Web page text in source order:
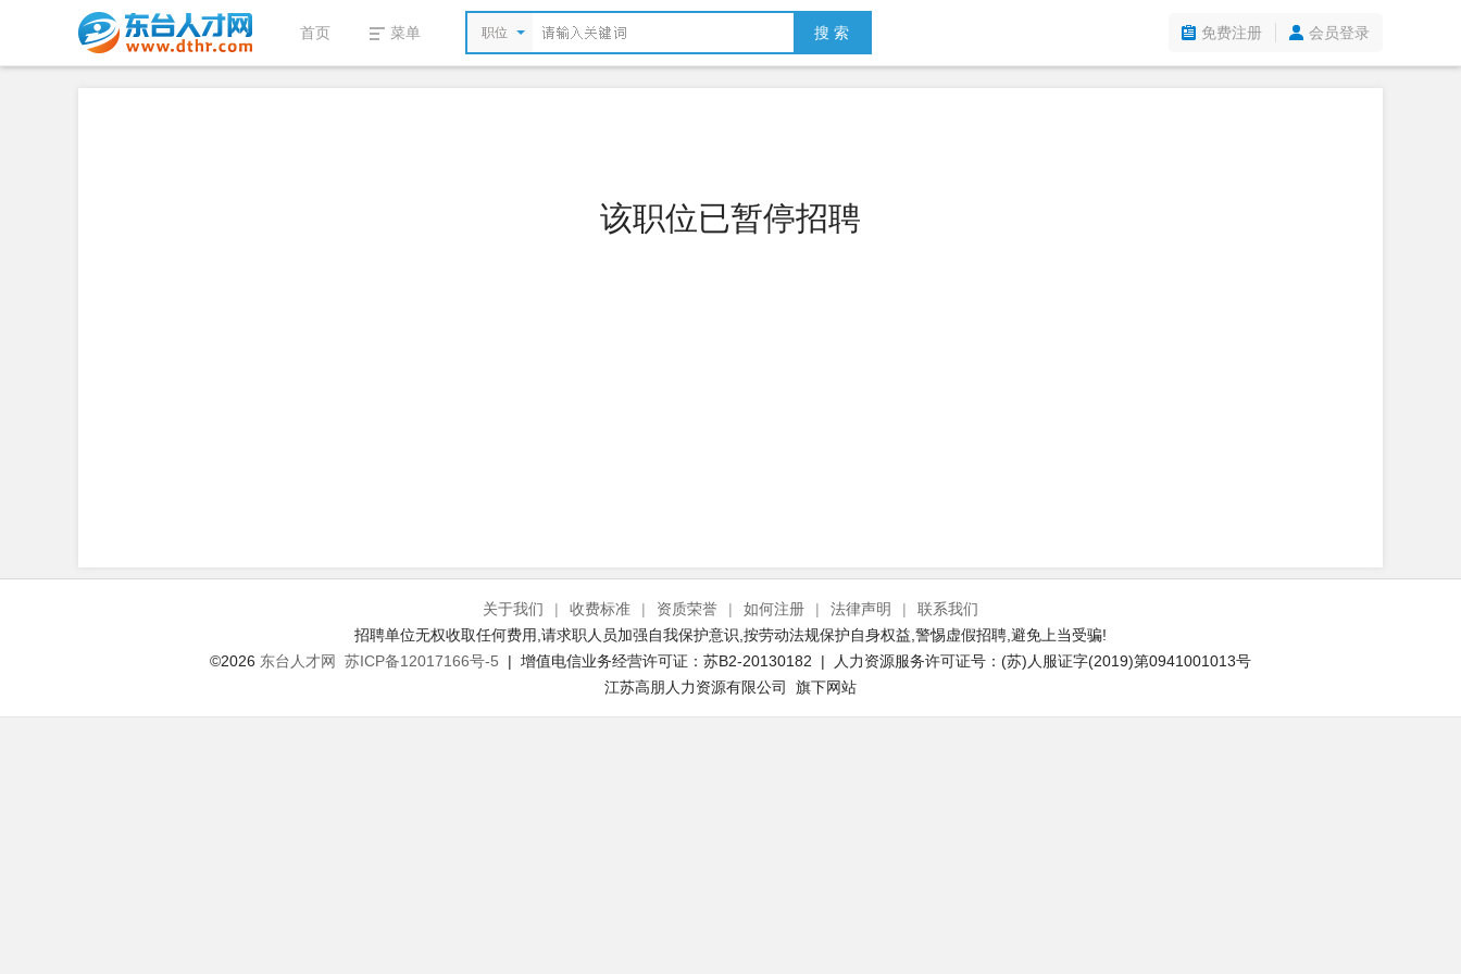
首页 菜单 职位 搜 索 免费注册 会员登录
该职位已暂停招聘
关于我们 | 收费标准 | 资质荣誉 | 如何注册 | 法律声明 |
联系我们
招聘单位无权收取任何费用,请求职人员加强自我保护意识,按劳动法规保护自身权益,警惕虚假招聘,避免上当受骗!
©2026 东台人才网 苏ICP备12017166号-5 | 增值电信业务经营许可证：苏B2-20130182 | 人力资源服务许可证号：(苏)人服证字(2019)第0941001013号
江苏高朋人力资源有限公司 旗下网站